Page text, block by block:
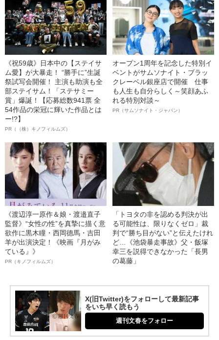
《祝59歳》日本中の【ステイサ
ム愛】が大暴走！ “勝手に”生誕
祭試写会開催！ 主演も助演も全
部ステイサム！「ステサミー
賞」爆誕！【応募総数941票 全
54作品の栄冠に輝いた作品とは
ー!?】
PR（（株）キノフィルムズ）
オープン1周年を記念した特別イ
ベントがサムソナイト・ブラッ
クレーベル銀座店で開催 仕事
も人生も自分らしく～笑顔あふ
れる特別対談～
PR（サムソナイト・ジャパン）
《渡辺淳一原作＆娘・渡邉直子
監督》“女性の性”を真摯に描く意
欲作に黒木瞳・西岡德馬・吉田
羊が出演決定！《映画『月がみ
ている』》
PR（キノフィルムズ）
「トヨタの非を認める判決が出
る可能性は、限りなくゼロ」裁
判で“勝ち目がない”と伝えたけれ
ど…《池袋暴走事故》父・飯塚
幸三を説得できなかった「長男
の葛藤」
X(旧Twitter)をフォローして最新記事
をいち早く読もう
週刊文春をフォロー